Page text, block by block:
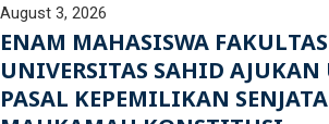
August 3, 2026
ENAM MAHASISWA
UNIVERSITAS SAHID AJUKAN
PASAL KEPEMILIKAN